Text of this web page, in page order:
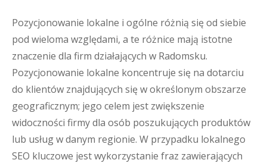
Pozycjonowanie lokalne i ogólne różnią się od siebie
pod wieloma względami, a te różnice mają istotne
znaczenie dla firm działających w Radomsku.
Pozycjonowanie lokalne koncentruje się na dotarciu
do klientów znajdujących się w określonym obszarze
geograficznym; jego celem jest zwiększenie
widoczności firmy dla osób poszukujących produktów
lub usług w danym regionie. W przypadku lokalnego
SEO kluczowe jest wykorzystanie fraz zawierających